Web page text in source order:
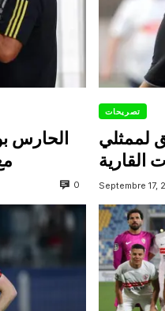
الحارس
0
تصريحات
لممثلي
Septembre 17,